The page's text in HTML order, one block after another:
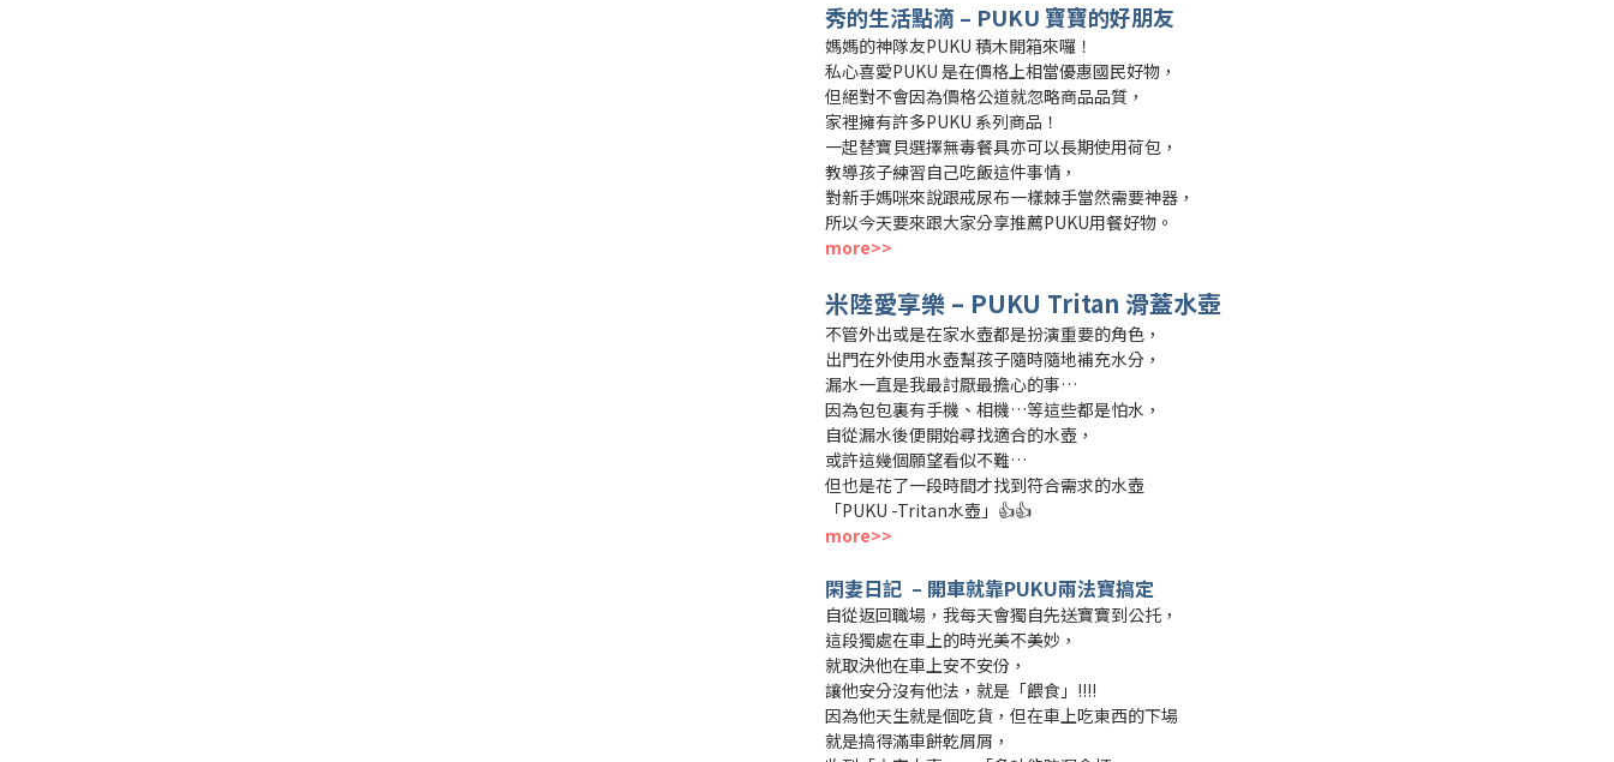
秀的生活點滴 – PUKU 寶寶的好朋友
媽媽的神隊友PUKU 積木開箱來囉！
私心喜愛PUKU 是在價格上相當優惠國民好物，
但絕對不會因為價格公道就忽略商品品質，
家裡擁有許多PUKU 系列商品！
一起替寶貝選擇無毒餐具亦可以長期使用荷包，
教導孩子練習自己吃飯這件事情，
對新手媽咪來說跟戒尿布一樣棘手當然需要神器，
所以今天要來跟大家分享推薦PUKU用餐好物。
more>>
米陸愛享樂 – PUKU Tritan 滑蓋水壺
不管外出或是在家水壺都是扮演重要的角色，
出門在外使用水壺幫孩子隨時隨地補充水分，
漏水一直是我最討厭最擔心的事…
因為包包裏有手機、相機…等這些都是怕水，
自從漏水後便開始尋找適合的水壺，
或許這幾個願望看似不難…
但也是花了一段時間才找到符合需求的水壺
「PUKU -Tritan水壺」👍👍
more>>
閑妻日記 – 開車就靠PUKU兩法寶搞定
自從返回職場，我每天會獨自先送寶寶到公托，
這段獨處在車上的時光美不美妙，
就取決他在車上安不安份，
讓他安分沒有他法，就是「餵食」!!!!
因為他天生就是個吃貨，但在車上吃東西的下場
就是搞得滿車餅乾屑屑，